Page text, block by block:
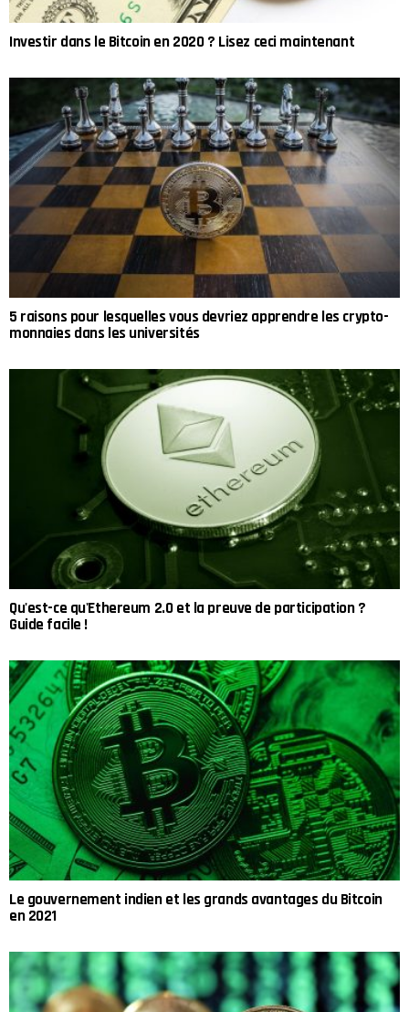
Investir dans le Bitcoin en 2020 ? Lisez ceci maintenant
5 raisons pour lesquelles vous devriez apprendre les crypto-
monnaies dans les universités
Qu'est-ce qu'Ethereum 2.0 et la preuve de participation ?
Guide facile !
Le gouvernement indien et les grands avantages du Bitcoin
en 2021